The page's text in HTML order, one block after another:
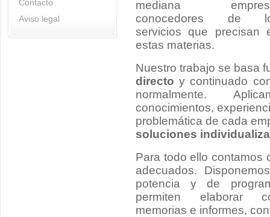
Contacto
Aviso legal
mediana
conocedores de
servicios que precisan
estas materias.
Nuestro trabajo se basa
directo y continuado
normalmente.
conocimientos,
problemática de cada
soluciones
Para todo ello contamos
adecuados.
potencia y de
permiten elaborar
memorias e informes,